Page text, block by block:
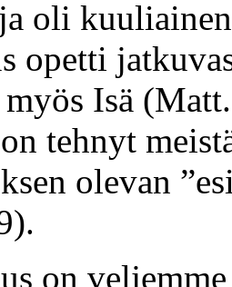
ja oli
opetti
Isä
tehnyt
olevan
on